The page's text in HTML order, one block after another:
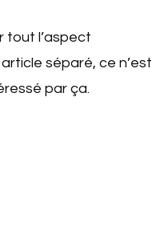
tout l’aspect
séparé, ce n’est
par ça.